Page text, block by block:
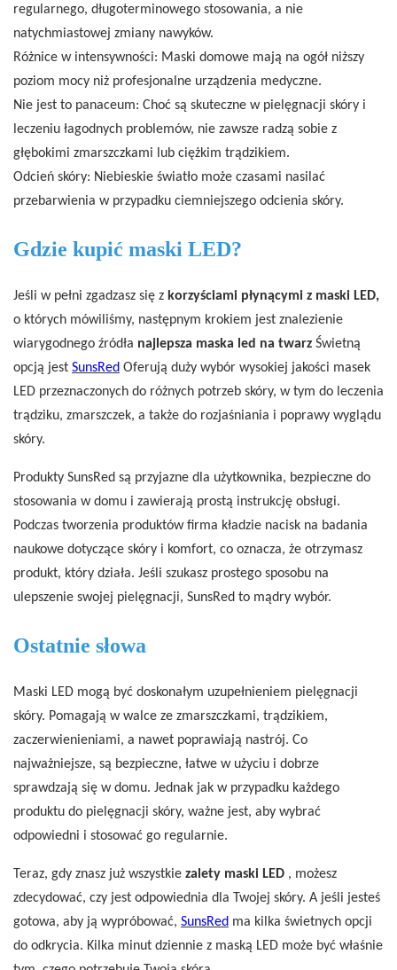
regularnego, długoterminowego stosowania, a nie
natychmiastowej zmiany nawyków.
Różnice w intensywności: Maski domowe mają na ogół niższy
poziom mocy niż profesjonalne urządzenia medyczne.
Nie jest to panaceum: Choć są skuteczne w pielęgnacji skóry i
leczeniu łagodnych problemów, nie zawsze radzą sobie z
głębokimi zmarszczkami lub ciężkim trądzikiem.
Odcień skóry: Niebieskie światło może czasami nasilać
przebarwienia w przypadku ciemniejszego odcienia skóry.
Gdzie kupić maski LED?
Jeśli w pełni zgadzasz się z korzyściami płynącymi z maski LED,
o których mówiliśmy, następnym krokiem jest znalezienie
wiarygodnego źródła najlepsza maska ​​led na twarz Świetną
opcją jest SunsRed Oferują duży wybór wysokiej jakości masek
LED przeznaczonych do różnych potrzeb skóry, w tym do leczenia
trądziku, zmarszczek, a także do rozjaśniania i poprawy wyglądu
skóry.
Produkty SunsRed są przyjazne dla użytkownika, bezpieczne do
stosowania w domu i zawierają prostą instrukcję obsługi.
Podczas tworzenia produktów firma kładzie nacisk na badania
naukowe dotyczące skóry i komfort, co oznacza, że ​​otrzymasz
produkt, który działa. Jeśli szukasz prostego sposobu na
ulepszenie swojej pielęgnacji, SunsRed to mądry wybór.
Ostatnie słowa
Maski LED mogą być doskonałym uzupełnieniem pielęgnacji
skóry. Pomagają w walce ze zmarszczkami, trądzikiem,
zaczerwienieniami, a nawet poprawiają nastrój. Co
najważniejsze, są bezpieczne, łatwe w użyciu i dobrze
sprawdzają się w domu. Jednak jak w przypadku każdego
produktu do pielęgnacji skóry, ważne jest, aby wybrać
odpowiedni i stosować go regularnie.
Teraz, gdy znasz już wszystkie zalety maski LED , możesz
zdecydować, czy jest odpowiednia dla Twojej skóry. A jeśli jesteś
gotowa, aby ją wypróbować, SunsRed ma kilka świetnych opcji
do odkrycia. Kilka minut dziennie z maską LED może być właśnie